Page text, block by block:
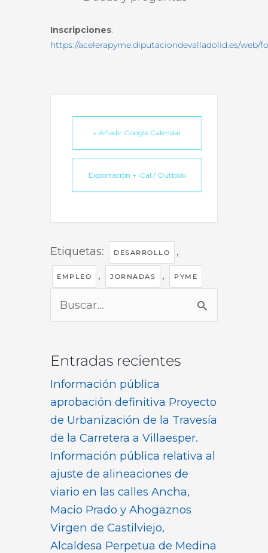
Inscripciones:
https://acelerapyme.diputaciondevalladolid.es/web/
+ Añadir Google Calendar
Exportación + iCal / Outlook
Etiquetas: DESARROLLO ,
EMPLEO , JORNADAS , PYME
Buscar
por:
Entradas recientes
Información pública
aprobación definitiva Proyecto
de Urbanización de la Travesía
de la Carretera a Villaesper.
Información pública relativa al
ajuste de alineaciones de
viario en las calles Ancha,
Macio Prado y Ahogaznos
Virgen de Castilviejo,
Alcaldesa Perpetua de Medina